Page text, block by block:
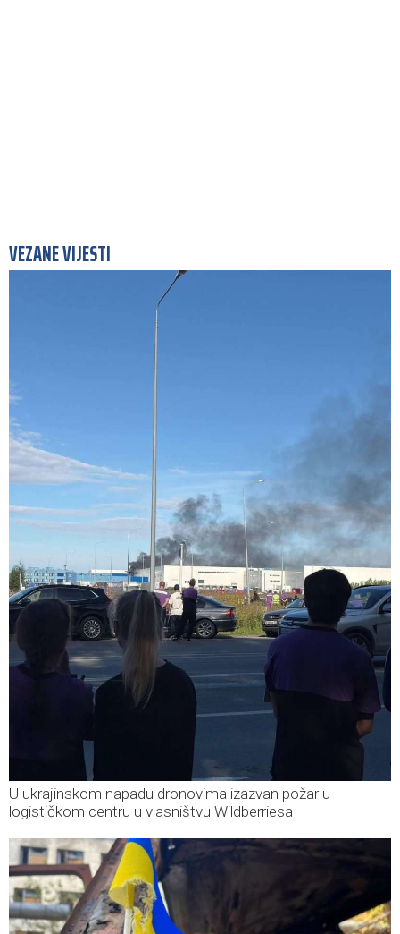
VEZANE VIJESTI
U ukrajinskom napadu dronovima izazvan požar u
logističkom centru u vlasništvu Wildberriesa